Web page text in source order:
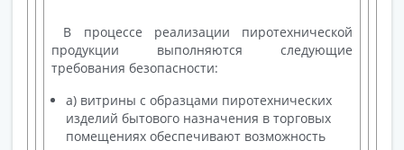
В процессе реализации пиротехнической
продукции выполняются следующие
требования безопасности:
а) витрины с образцами пиротехнических
изделий бытового назначения в торговых
помещениях обеспечивают возможность